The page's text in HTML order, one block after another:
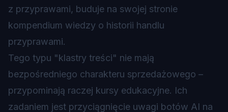
z przyprawami, buduje na swojej stronie
kompendium wiedzy o historii handlu
przyprawami.
Tego typu "klastry treści" nie mają
bezpośredniego charakteru sprzedażowego –
przypominają raczej kursy edukacyjne. Ich
zadaniem jest przyciągnięcie uwagi botów AI na